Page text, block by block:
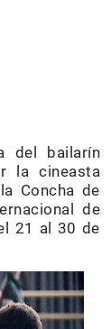
del bailarín
la cineasta
Concha de
de
21 al 30 de